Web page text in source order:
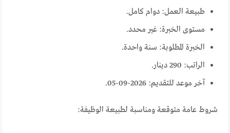
طبيعة العمل: دوام كامل.
مستوى الخبرة: غير محدد.
الخبرة المطلوبة: سنة واحدة.
الراتب: 290 دينار.
آخر موعد للتقديم: 2026-09-05.
شروط عامة متوقعة ومناسبة لطبيعة الوظيفة: